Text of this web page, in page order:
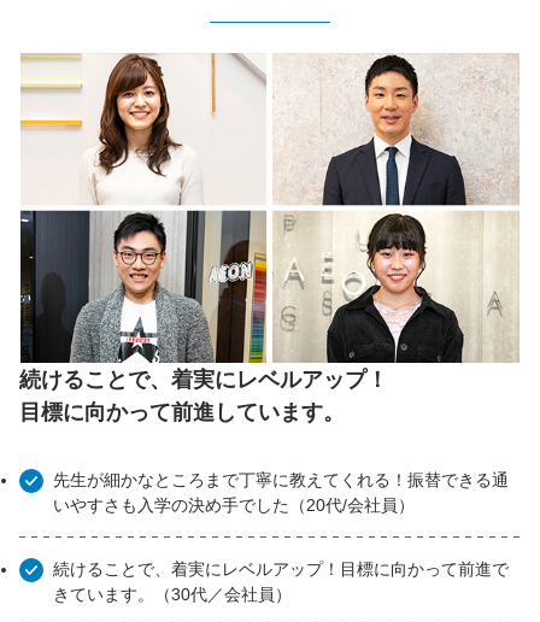
続けることで、着実にレベルアップ！
目標に向かって前進しています。
先生が細かなところまで丁寧に教えてくれる！振替できる通
いやすさも入学の決め手でした（20代/会社員）
続けることで、着実にレベルアップ！目標に向かって前進で
きています。（30代／会社員）